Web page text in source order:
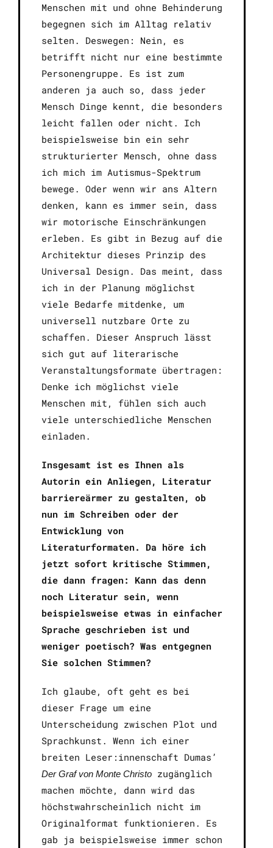
Menschen mit und ohne Behinderung
begegnen sich im Alltag relativ
selten. Deswegen: Nein, es
betrifft nicht nur eine bestimmte
Personengruppe. Es ist zum
anderen ja auch so, dass jeder
Mensch Dinge kennt, die besonders
leicht fallen oder nicht. Ich
beispielsweise bin ein sehr
strukturierter Mensch, ohne dass
ich mich im Autismus-Spektrum
bewege. Oder wenn wir ans Altern
denken, kann es immer sein, dass
wir motorische Einschränkungen
erleben. Es gibt in Bezug auf die
Architektur dieses Prinzip des
Universal Design. Das meint, dass
ich in der Planung möglichst
viele Bedarfe mitdenke, um
universell nutzbare Orte zu
schaffen. Dieser Anspruch lässt
sich gut auf literarische
Veranstaltungsformate übertragen:
Denke ich möglichst viele
Menschen mit, fühlen sich auch
viele unterschiedliche Menschen
einladen.
Insgesamt ist es Ihnen als
Autorin ein Anliegen, Literatur
barriereärmer zu gestalten, ob
nun im Schreiben oder der
Entwicklung von
Literaturformaten. Da höre ich
jetzt sofort kritische Stimmen,
die dann fragen: Kann das denn
noch Literatur sein, wenn
beispielsweise etwas in einfacher
Sprache geschrieben ist und
weniger poetisch? Was entgegnen
Sie solchen Stimmen?
Ich glaube, oft geht es bei
dieser Frage um eine
Unterscheidung zwischen Plot und
Sprachkunst. Wenn ich einer
breiten Leser:innenschaft Dumas’
Der Graf von Monte Christozugänglich
machen möchte, dann wird das
höchstwahrscheinlich nicht im
Originalformat funktionieren. Es
gab ja beispielsweise immer schon